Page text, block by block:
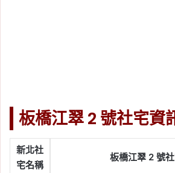
板橋江翠 2 號社宅資
新北社
宅名稱
板橋江翠 2 號